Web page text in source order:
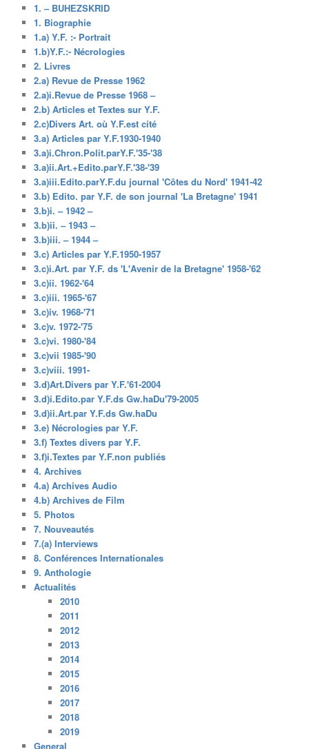
1. – BUHEZSKRID
1. Biographie
1.a) Y.F. :- Portrait
1.b)Y.F.:- Nécrologies
2. Livres
2.a) Revue de Presse 1962
2.a)i.Revue de Presse 1968 –
2.b) Articles et Textes sur Y.F.
2.c)Divers Art. où Y.F.est cité
3.a) Articles par Y.F.1930-1940
3.a)i.Chron.Polit.parY.F.'35-'38
3.a)ii.Art.+Edito.parY.F.'38-'39
3.a)iii.Edito.parY.F.du journal 'Côtes du Nord' 1941-42
3.b) Edito. par Y.F. de son journal 'La Bretagne' 1941
3.b)i. – 1942 –
3.b)ii. – 1943 –
3.b)iii. – 1944 –
3.c) Articles par Y.F.1950-1957
3.c)i.Art. par Y.F. ds 'L'Avenir de la Bretagne' 1958-'62
3.c)ii. 1962-'64
3.c)iii. 1965-'67
3.c)iv. 1968-'71
3.c)v. 1972-'75
3.c)vi. 1980-'84
3.c)vii 1985-'90
3.c)viii. 1991-
3.d)Art.Divers par Y.F.'61-2004
3.d)i.Edito.par Y.F.ds Gw.haDu'79-2005
3.d)ii.Art.par Y.F.ds Gw.haDu
3.e) Nécrologies par Y.F.
3.f) Textes divers par Y.F.
3.f)i.Textes par Y.F.non publiés
4. Archives
4.a) Archives Audio
4.b) Archives de Film
5. Photos
7. Nouveautés
7.(a) Interviews
8. Conférences Internationales
9. Anthologie
Actualités
2010
2011
2012
2013
2014
2015
2016
2017
2018
2019
General